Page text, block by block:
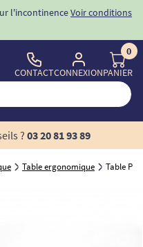
l'incontinenceVoir conditions
CONTACTCONNEXION
0
PANIER
? 03 20 81 93 89
Table ergonomique Table